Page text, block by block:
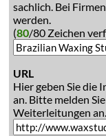
sachlich. Bei
werden.
(80/80 Zeichen
URL
Hier geben Sie die
an. Bitte melden
Weiterleitungen an.